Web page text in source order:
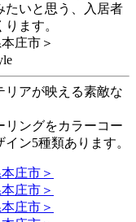
たいと思う、入居者
ます。
リアが映える素敵な
リングをカラーコー
ン5種類あります。